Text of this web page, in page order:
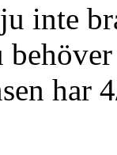
inte
har